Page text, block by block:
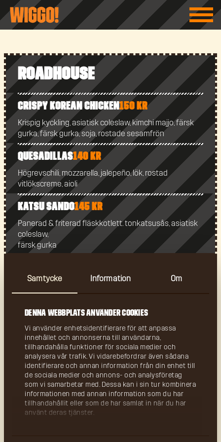
Samtycke Information Om
Denna webbplats använder cookies
Vi använder enhetsidentifierare för att anpassa
innehållet och annonserna till användarna,
tillhandahålla funktioner för sociala medier och
analysera vår trafik. Vi vidarebefordrar även sådana
identifierare och annan information från din enhet till
de sociala medier och annons- och analysföretag
som vi samarbetar med. Dessa kan i sin tur kombinera
informationen med annan information som du har
tillhandahållit eller som de har samlat in när du har
använt deras tjänster.
Roadhouse
Crispy Korean Chicken150 kr
Krispig kyckling, asiatisk coleslaw, kimchi majjo, färsk
gurka, färsk gurka, soja, rostade sesamfrön
Quesadillas140 kr
Högrevschili, mozzarella, jalepeño, lök, rostad
vitlökscreme, aioli
Katsu Sando145 kr
Panerad & friterad fläskkotlett. tonkatsusås, asiatisk
coleslaw,
färsk gurka
Bra kött, dubbel ost, rå lök, rostad lök, aioli
Backyard burger150 kr
Bra kött, dubbel ost, karamelliserad lök, baconjam,
jalapeñomajo, lök, pickles & hotsauce
Ribs N' Fries225 kr
St. Louiscut ribs, coleslaw, pommes & picklad rödlök
Dirty Fries85 kr
Pommes, bacon, rödlök, parmesan, jalapeño, gräslök,